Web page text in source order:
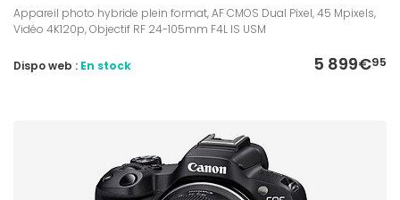
Appareil photo hybride plein format, AF CMOS Dual Pixel, 45 Mpixels,
Vidéo 4K120p, Objectif RF 24-105mm F4L IS USM
5 899€95
Dispo web : En stock